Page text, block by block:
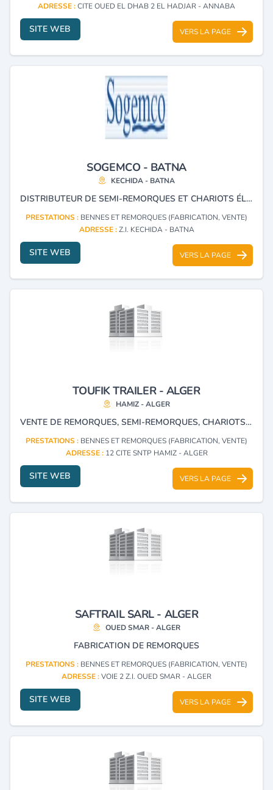
ADRESSE :CITE OUED EL DHAB 2 EL HADJAR - ANNABA
SITE WEB VERS LA PAGE
SOGEMCO - BATNA
KECHIDA - BATNA
DISTRIBUTEUR DE SEMI-REMORQUES ET CHARIOTS ÉLÉVATEURS , TRACTEURS AGRICOLES POUR TIRSAM, SERVICE APRES-VENTE.
PRESTATIONS : BENNES ET REMORQUES (FABRICATION, VENTE)
ADRESSE :Z.I. KECHIDA - BATNA
SITE WEB VERS LA PAGE
TOUFIK TRAILER - ALGER
HAMIZ - ALGER
VENTE DE REMORQUES, SEMI-REMORQUES, CHARIOTS ÉLÉVATEURS ET TRANSFORMATION DE MÉTAL.
PRESTATIONS : BENNES ET REMORQUES (FABRICATION, VENTE)
ADRESSE : 12 CITE SNTP HAMIZ - ALGER
SITE WEB VERS LA PAGE
SAFTRAIL SARL - ALGER
OUED SMAR - ALGER
FABRICATION DE REMORQUES
PRESTATIONS : BENNES ET REMORQUES (FABRICATION, VENTE)
ADRESSE :VOIE 2 Z.I. OUED SMAR - ALGER
SITE WEB VERS LA PAGE